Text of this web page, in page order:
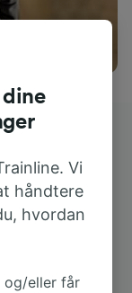
Vi
håndtere
hvordan
og/eller får